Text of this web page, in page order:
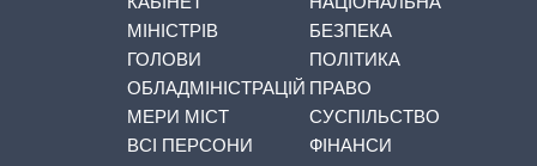
МІНІСТРІВ
ГОЛОВИ
ОБЛАДМІНІСТРАЦІЙ
МЕРИ МІСТ
ВСІ ПЕРСОНИ
БЕЗПЕКА
ПОЛІТИКА
ПРАВО
СУСПІЛЬСТВО
ФІНАНСИ